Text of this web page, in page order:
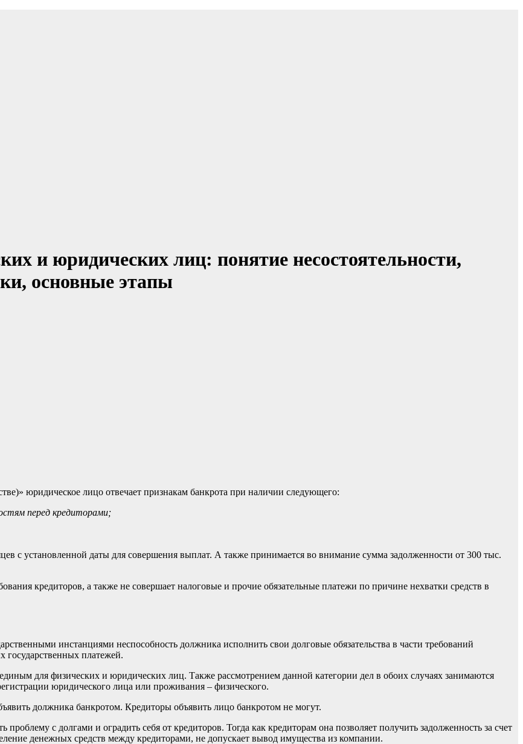
и юридических лиц: понятие несостоятельности,
основные этапы
юридическое лицо отвечает признакам банкрота при наличии следующего:
перед кредиторами;
с установленной даты для совершения выплат. А также принимается во внимание сумма задолженности от 300 тыс.
кредиторов, а также не совершает налоговые и прочие обязательные платежи по причине нехватки средств в
инстанциями неспособность должника исполнить свои долговые обязательства в части требований
государственных платежей.
единым для физических и юридических лиц. Также рассмотрением данной категории дел в обоих случаях занимаются
юридического лица или проживания – физического.
должника банкротом. Кредиторы объявить лицо банкротом не могут.
с долгами и оградить себя от кредиторов. Тогда как кредиторам она позволяет получить задолженность за счет
денежных средств между кредиторами, не допускает вывод имущества из компании.